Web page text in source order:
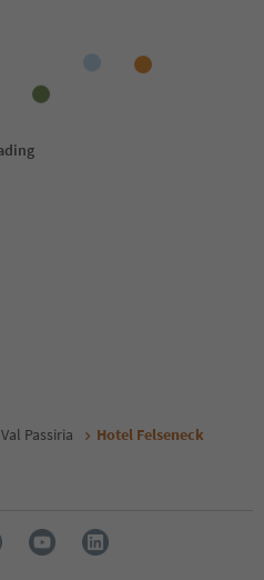
Val Passiria Hotel Felseneck